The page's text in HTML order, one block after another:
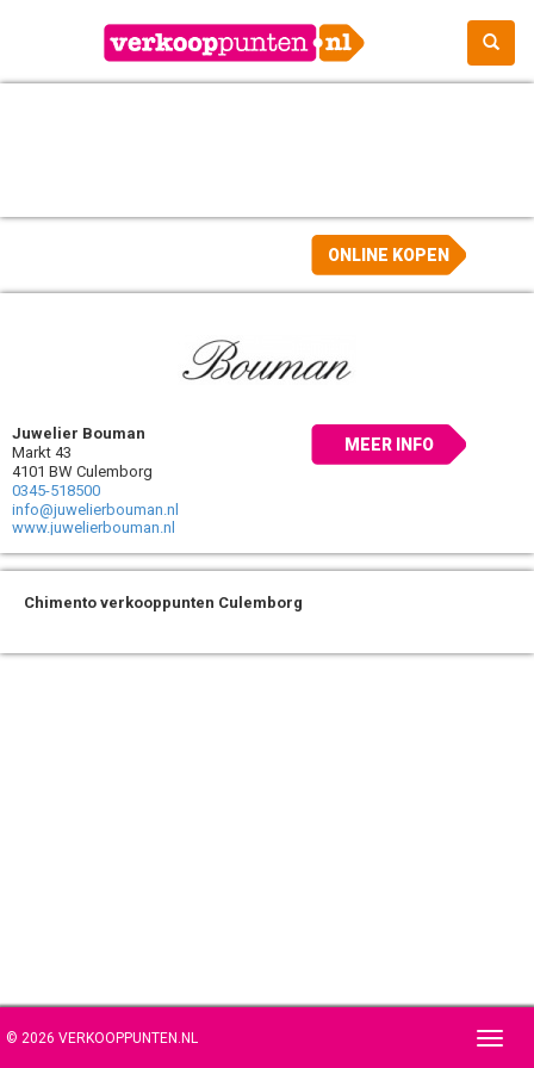
ONLINE KOPEN
Juwelier Bouman
Markt 43
4101 BW Culemborg
0345-518500
info@juwelierbouman.nl
www.juwelierbouman.nl
MEER INFO
Chimento verkooppunten Culemborg
© 2026 VERKOOPPUNTEN.NL